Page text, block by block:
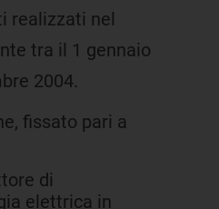
realizzati nel
tra il 1 gennaio
2004.
fissato pari a
di
elettrica in